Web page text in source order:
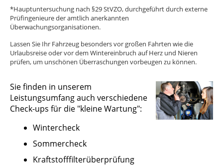
*Hauptuntersuchung nach §29 StVZO, durchgeführt durch externe
Prüfingenieure der amtlich anerkannten
Überwachungsorganisationen.
Lassen Sie Ihr Fahrzeug besonders vor großen Fahrten wie die
Urlaubsreise oder vor dem Wintereinbruch auf Herz und Nieren
prüfen, um unschönen Überraschungen vorbeugen zu können.
Sie finden in unserem
Leistungsumfang auch verschiedene
Check-ups für die "kleine Wartung":
Wintercheck
Sommercheck
Kraftstofffilterüberprüfung